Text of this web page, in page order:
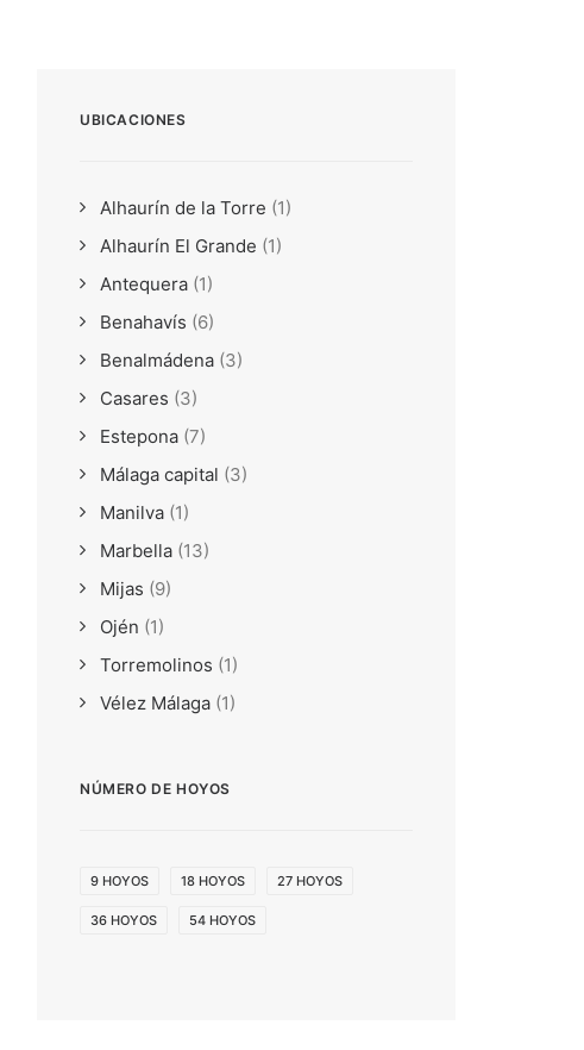
UBICACIONES
Alhaurín de la Torre (1)
Alhaurín El Grande (1)
Antequera (1)
Benahavís (6)
Benalmádena (3)
Casares (3)
Estepona (7)
Málaga capital (3)
Manilva (1)
Marbella (13)
Mijas (9)
Ojén (1)
Torremolinos (1)
Vélez Málaga (1)
NÚMERO DE HOYOS
9 HOYOS 18 HOYOS 27 HOYOS
36 HOYOS 54 HOYOS